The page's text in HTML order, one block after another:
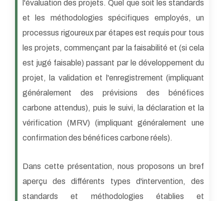
l'évaluation des projets. Quel que soit les standards
et les méthodologies spécifiques employés, un
processus rigoureux par étapes est requis pour tous
les projets, commençant par la faisabilité et (si cela
est jugé faisable) passant par le développement du
projet, la validation et l'enregistrement (impliquant
généralement des prévisions des bénéfices
carbone attendus), puis le suivi, la déclaration et la
vérification (MRV) (impliquant généralement une
confirmation des bénéfices carbone réels).
Dans cette présentation, nous proposons un bref
aperçu des différents types d'intervention, des
standards et méthodologies établies et